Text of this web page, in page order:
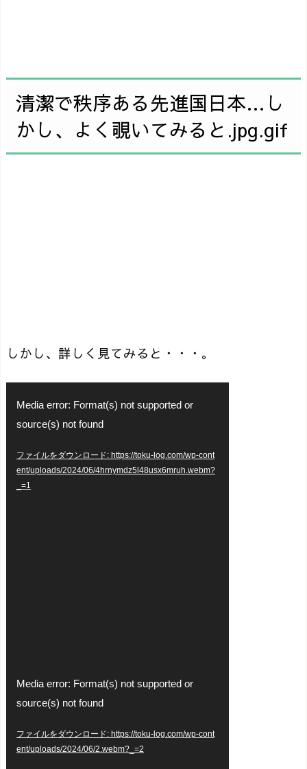
清潔で秩序ある先進国日本…し
かし、よく覗いてみると.jpg.gif
しかし、詳しく見てみると・・・。
レ
ー
Media error: Format(s) not supported or
source(s) not found
ファイルをダウンロード: https://toku-log.com/wp-cont
ent/uploads/2024/06/4hrnymdz5l48usx6mruh.webm?
_=1
レ
Media error: Format(s) not supported or
source(s) not found
ファイルをダウンロード: https://toku-log.com/wp-cont
ent/uploads/2024/06/2.webm?_=2